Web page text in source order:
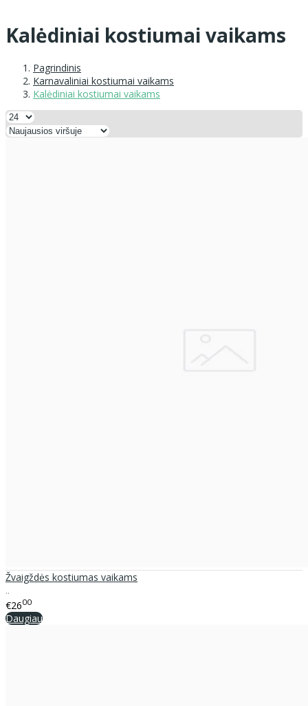
Kalėdiniai kostiumai vaikams
Pagrindinis
Karnavaliniai kostiumai vaikams
Kalėdiniai kostiumai vaikams
Žvaigždės kostiumas vaikams
..
€2600
Daugiau